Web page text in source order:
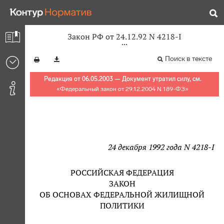
Закон РФ от 24.12.92 N 4218-I
Поиск в тексте
Редакция от 06.05.2003 — Документ утратил силу, см.
«Федеральный закон от 29.12.2004 N 189-ФЗ»
24 декабря 1992 года N 4218-I
РОССИЙСКАЯ ФЕДЕРАЦИЯ
ЗАКОН
ОБ ОСНОВАХ ФЕДЕРАЛЬНОЙ ЖИЛИЩНОЙ
ПОЛИТИКИ